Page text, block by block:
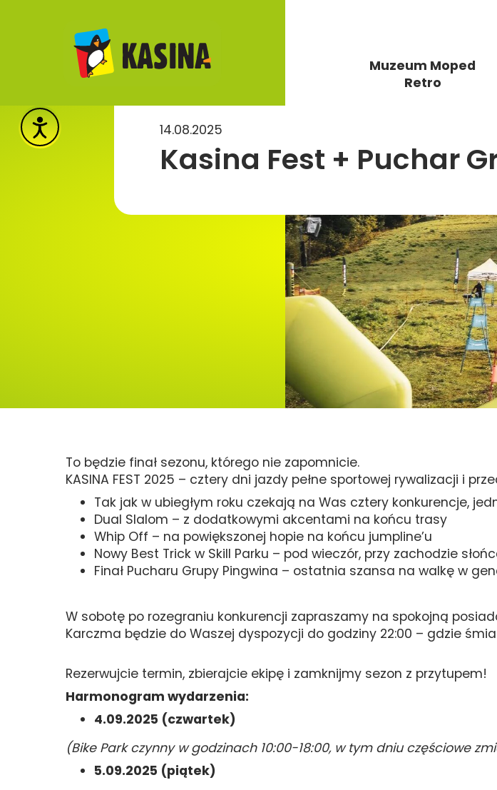
Muzeum Moped
Retro
14.08.2025
Kasina Fest + Puchar
To będzie finał sezonu, którego nie zapomnicie.
KASINA FEST 2025 – cztery dni jazdy pełne sportowej rywalizacji i
Tak jak w ubiegłym roku czekają na Was cztery konkurencje,
Dual Slalom – z dodatkowymi akcentami na końcu trasy
Whip Off – na powiększonej hopie na końcu jumpline’u
Nowy Best Trick w Skill Parku – pod wieczór, przy zachodzie
Finał Pucharu Grupy Pingwina – ostatnia szansa na walkę w
W sobotę po rozegraniu konkurencji zapraszamy na spokojną
Karczma będzie do Waszej dyspozycji do godziny 22:00 – gdzie
Rezerwujcie termin, zbierajcie ekipę i zamknijmy sezon z przytupem!
Harmonogram wydarzenia:
4.09.2025 (czwartek)
(Bike Park czynny w godzinach 10:00-18:00, w tym dniu częściowe
5.09.2025 (piątek)